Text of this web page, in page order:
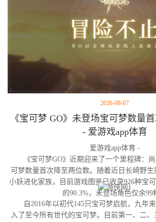
2026-08-07
《宝可梦 GO》未登场宝可梦数量
- 爱游戏app体育
爱游戏app体育 -
《宝可梦GO》近期迎来了一个里程碑：尚
可梦数量首次降至两位数。随着近日长崎野
小妖进化家族，目前游戏图鉴已收录926种宝
的90.3%，未登场角色仅余99
自2016年以初代145只宝可梦启航，九年来
入了至今所有世代的宝可梦。目前第一、二